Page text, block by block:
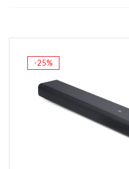
-25%